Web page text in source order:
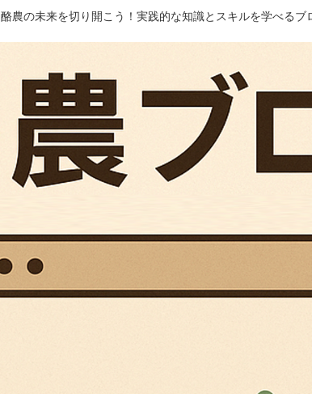
酪農の未来を切り開こう！実践的な知識とスキルを学べるブ